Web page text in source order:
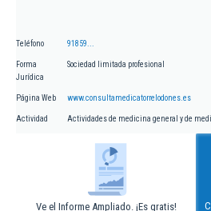
Teléfono 91859...
Forma
Jurídica
Sociedad limitada profesional
Página Web www.consultamedicatorrelodones.es
Actividad Actividades de medicina general y de
Ve el Informe Ampliado. ¡Es gratis!